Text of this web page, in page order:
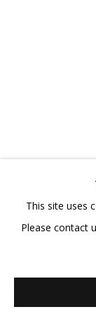
This site uses
Please contact